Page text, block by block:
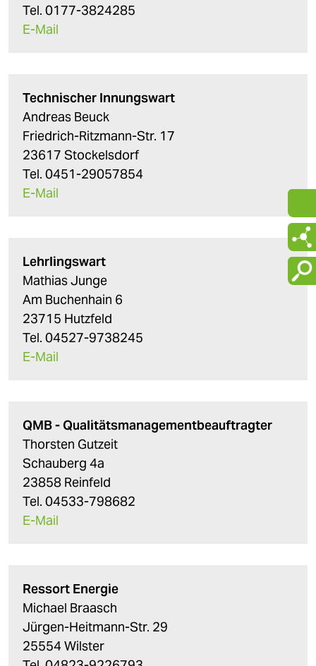
Tel. 0177-3824285
E-Mail
Technischer Innungswart
Andreas Beuck
Friedrich-Ritzmann-Str. 17
23617 Stockelsdorf
Tel. 0451-29057854
E-Mail
Lehrlingswart
Mathias Junge
Am Buchenhain 6
23715 Hutzfeld
Tel. 04527-9738245
E-Mail
QMB - Qualitätsmanagementbeauftragter
Thorsten Gutzeit
Schauberg 4a
23858 Reinfeld
Tel. 04533-798682
E-Mail
Ressort Energie
Michael Braasch
Jürgen-Heitmann-Str. 29
25554 Wilster